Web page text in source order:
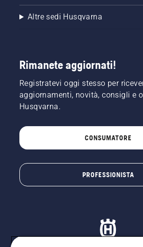
Altre sedi Husqvarna
Rimanete aggiornati!
Registratevi oggi stesso per
aggiornamenti, novità, consigli e
Husqvarna.
CONSUMATORE
PROFESSIONISTA